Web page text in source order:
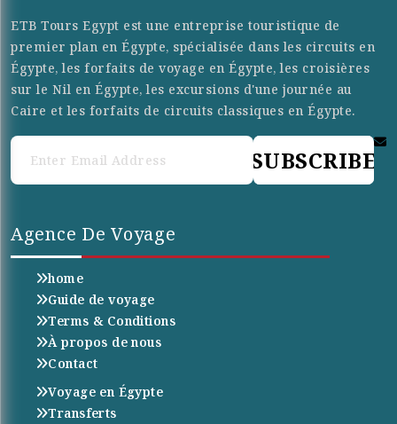
ETB Tours Egypt est une entreprise touristique de
premier plan en Égypte, spécialisée dans les circuits en
Égypte, les forfaits de voyage en Égypte, les croisières
sur le Nil en Égypte, les excursions d'une journée au
Caire et les forfaits de circuits classiques en Égypte.
SUBSCRIBE
Agence De Voyage
home
Guide de voyage
Terms & Conditions
À propos de nous
Contact
Voyage en Égypte
Transferts